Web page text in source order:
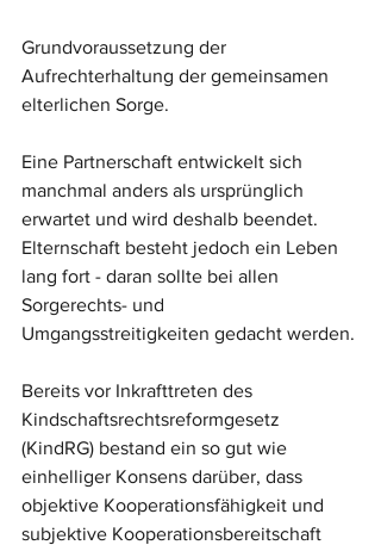
Grundvoraussetzung der
Aufrechterhaltung der gemeinsamen
elterlichen Sorge.
Eine Partnerschaft entwickelt sich
manchmal anders als ursprünglich
erwartet und wird deshalb beendet.
Elternschaft besteht jedoch ein Leben
lang fort - daran sollte bei allen
Sorgerechts- und
Umgangsstreitigkeiten gedacht werden.
Bereits vor Inkrafttreten des
Kindschaftsrechtsreformgesetz
(KindRG) bestand ein so gut wie
einhelliger Konsens darüber, dass
objektive Kooperationsfähigkeit und
subjektive Kooperationsbereitschaft